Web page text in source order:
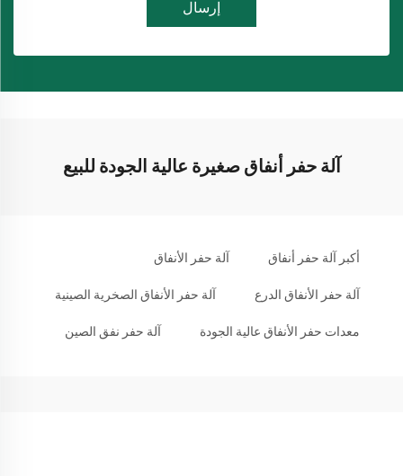
إرسال
آلة حفر أنفاق صغيرة عالية الجودة للبيع
أكبر آلة حفر أنفاق آلة حفر الأنفاق
آلة حفر الأنفاق الدرع آلة حفر الأنفاق الصخرية الصينية
معدات حفر الأنفاق عالية الجودة آلة حفر نفق الصين